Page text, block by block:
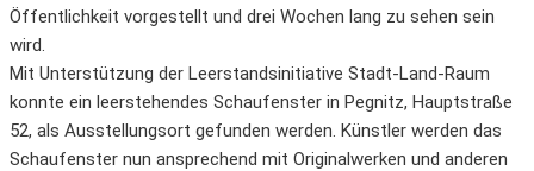
Öffentlichkeit vorgestellt und drei Wochen lang zu sehen sein
wird.
Mit Unterstützung der Leerstandsinitiative Stadt-Land-Raum
konnte ein leerstehendes Schaufenster in Pegnitz, Hauptstraße
52, als Ausstellungsort gefunden werden. Künstler werden das
Schaufenster nun ansprechend mit Originalwerken und anderen